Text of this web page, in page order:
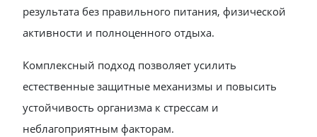
результата без правильного питания, физической
активности и полноценного отдыха.
Комплексный подход позволяет усилить
естественные защитные механизмы и повысить
устойчивость организма к стрессам и
неблагоприятным факторам.